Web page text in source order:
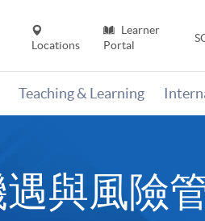
Locations
Learner
Portal
Teaching & Learning
與風險